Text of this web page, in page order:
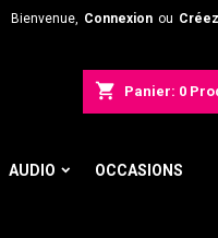
Bienvenue, Connexion ou
shopping_cart Panier: 0
AUDIO OCCASIONS